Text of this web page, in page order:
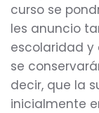
curso se
les anuncio
escolaridad y
se
decir, que la
inicialmente